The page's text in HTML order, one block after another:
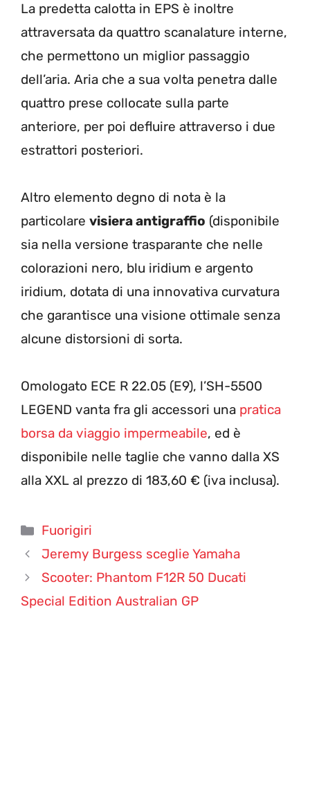
La predetta calotta in EPS è inoltre
attraversata da quattro scanalature interne,
che permettono un miglior passaggio
dell’aria. Aria che a sua volta penetra dalle
quattro prese collocate sulla parte
anteriore, per poi defluire attraverso i due
estrattori posteriori.
Altro elemento degno di nota è la
particolare visiera antigraffio (disponibile
sia nella versione trasparante che nelle
colorazioni nero, blu iridium e argento
iridium, dotata di una innovativa curvatura
che garantisce una visione ottimale senza
alcune distorsioni di sorta.
Omologato ECE R 22.05 (E9), l’SH-5500
LEGEND vanta fra gli accessori una pratica
borsa da viaggio impermeabile, ed è
disponibile nelle taglie che vanno dalla XS
alla XXL al prezzo di 183,60 € (iva inclusa).
Categorie
Fuorigiri
Jeremy Burgess sceglie Yamaha
Scooter: Phantom F12R 50 Ducati
Special Edition Australian GP